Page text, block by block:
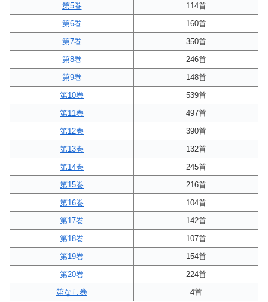
第5巻
114首
第6巻
160首
第7巻
350首
第8巻
246首
第9巻
148首
第10巻
539首
第11巻
497首
第12巻
390首
第13巻
132首
第14巻
245首
第15巻
216首
第16巻
104首
第17巻
142首
第18巻
107首
第19巻
154首
第20巻
224首
第なし巻
4首